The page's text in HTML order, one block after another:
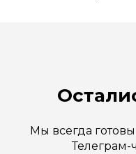
Мы всегда
Телеграм-